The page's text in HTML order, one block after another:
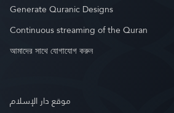
Generate Quranic Designs
Continuous streaming of the Quran
আমাদের সাথে যোগাযোগ করুন
موقع دار الإسلام